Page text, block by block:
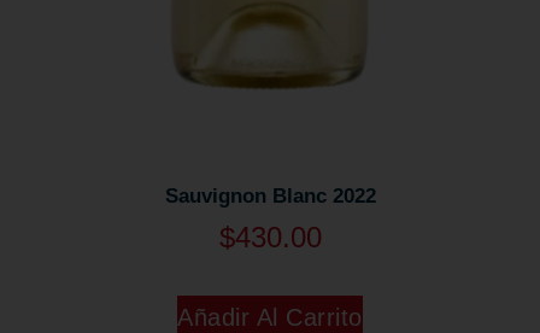
Sauvignon Blanc 2022
$430.00
Añadir Al Carrito